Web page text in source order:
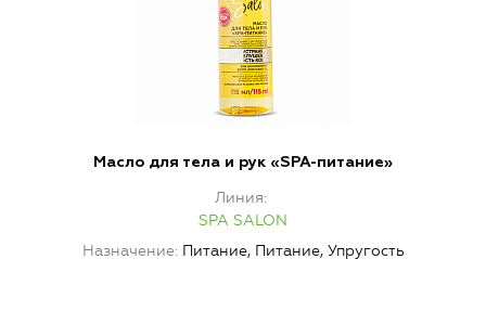
Масло для тела и рук «SPA-питание»
Линия
SPA SALON
Назначение Питание, Питание, Упругость